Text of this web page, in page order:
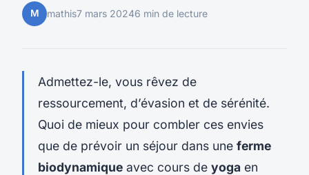
M mathis7 mars 20246 min de lecture
Admettez-le, vous rêvez de
ressourcement, d’évasion et de sérénité.
Quoi de mieux pour combler ces envies
que de prévoir un séjour dans une ferme
biodynamique avec cours de yoga en